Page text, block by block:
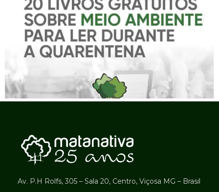
Av. P.H Rolfs, 305 – Sala 20, Centro, Viçosa MG – Brasil